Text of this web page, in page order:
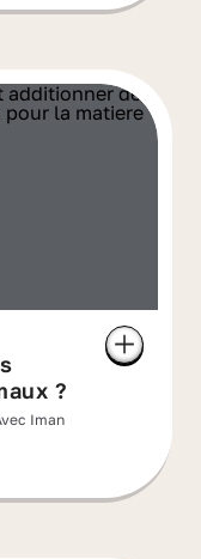
?
Iman